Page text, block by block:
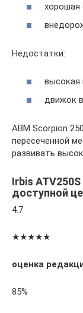
хорошая
Недостатки:
высокая
движок
ABM Scorpion
пересеченной
развивать
Irbis
доступной
4.7
★★★★★
оценка
85%